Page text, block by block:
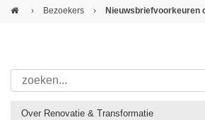
› Bezoekers › Nieuwsbriefvoorkeuren
Over Renovatie & Transformatie